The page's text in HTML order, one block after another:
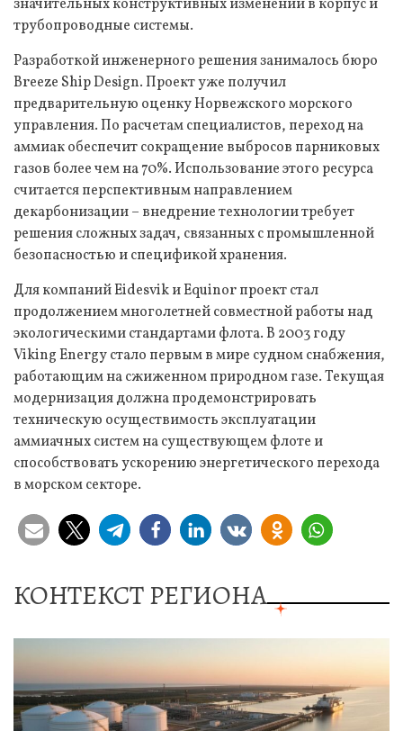
значительных конструктивных изменений в корпус и
трубопроводные системы.
Разработкой инженерного решения занималось бюро
Breeze Ship Design. Проект уже получил
предварительную оценку Норвежского морского
управления. По расчетам специалистов, переход на
аммиак обеспечит сокращение выбросов парниковых
газов более чем на 70%. Использование этого ресурса
считается перспективным направлением
декарбонизации – внедрение технологии требует
решения сложных задач, связанных с промышленной
безопасностью и спецификой хранения.
Для компаний Eidesvik и Equinor проект стал
продолжением многолетней совместной работы над
экологическими стандартами флота. В 2003 году
Viking Energy стало первым в мире судном снабжения,
работающим на сжиженном природном газе. Текущая
модернизация должна продемонстрировать
техническую осуществимость эксплуатации
аммиачных систем на существующем флоте и
способствовать ускорению энергетического перехода
в морском секторе.
КОНТЕКСТ РЕГИОНА